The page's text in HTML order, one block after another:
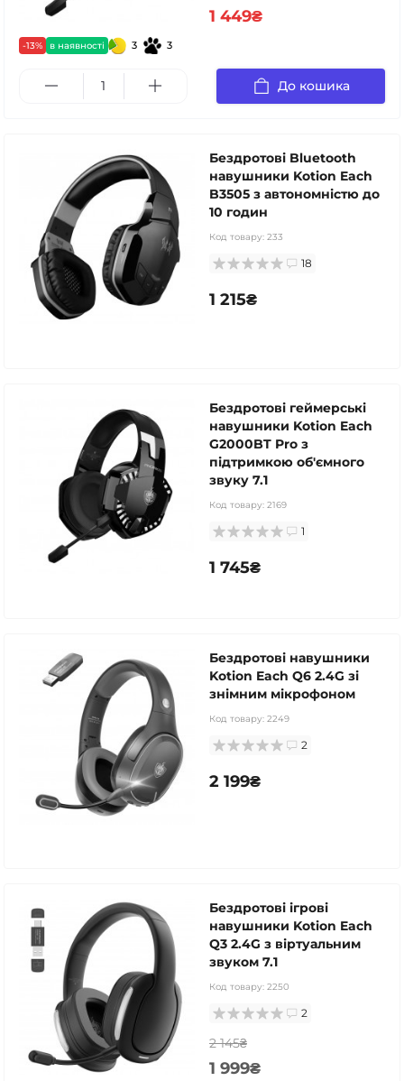
-13% в наявності 3 3
1 449₴
До кошика
Бездротові Bluetooth
навушники Kotion Each
B3505 з автономністю до
10 годин
Код товару: 233
18
1 215₴
Бездротові геймерські
навушники Kotion Each
G2000BT Pro з
підтримкою об'ємного
звуку 7.1
Код товару: 2169
1
1 745₴
Бездротові навушники
Kotion Each Q6 2.4G зі
знімним мікрофоном
Код товару: 2249
2
2 199₴
Бездротові ігрові
навушники Kotion Each
Q3 2.4G з віртуальним
звуком 7.1
Код товару: 2250
2
2 145₴
1 999₴